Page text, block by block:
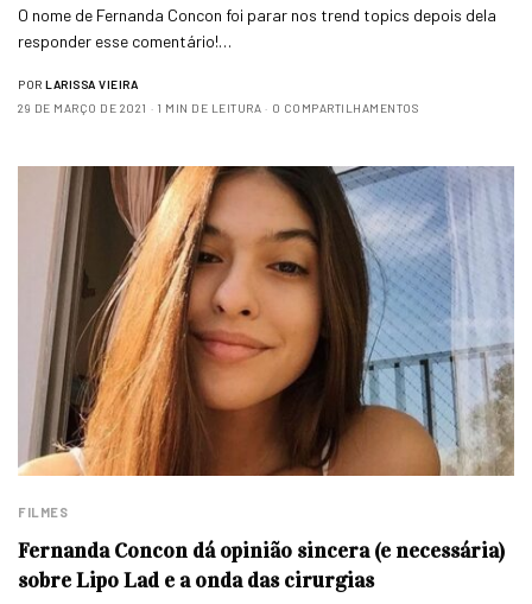
O nome de Fernanda Concon foi parar nos trend topics depois dela
responder esse comentário!…
POR LARISSA VIEIRA
29 DE MARÇO DE 2021
1 MIN DE LEITURA 0 COMPARTILHAMENTOS
FILMES
Fernanda Concon dá opinião sincera (e necessária)
sobre Lipo Lad e a onda das cirurgias